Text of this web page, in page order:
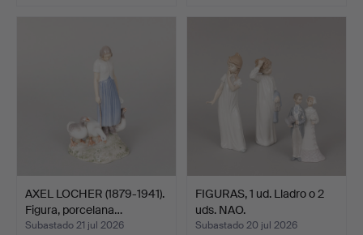
AXEL LOCHER (1879-1941).
Figura, porcelana…
Subastado 21 jul 2026
FIGURAS, 1 ud. Lladro o 2
uds. NAO.
Subastado 20 jul 2026